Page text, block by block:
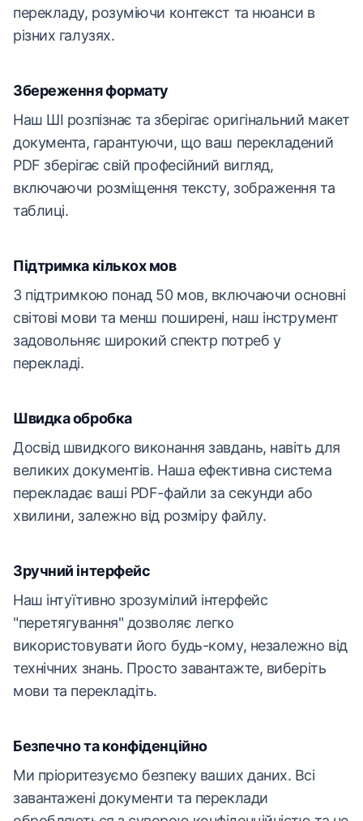
перекладу, розуміючи контекст та нюанси в
різних галузях.
Збереження формату
Наш ШІ розпізнає та зберігає оригінальний макет
документа, гарантуючи, що ваш перекладений
PDF зберігає свій професійний вигляд,
включаючи розміщення тексту, зображення та
таблиці.
Підтримка кількох мов
З підтримкою понад 50 мов, включаючи основні
світові мови та менш поширені, наш інструмент
задовольняє широкий спектр потреб у
перекладі.
Швидка обробка
Досвід швидкого виконання завдань, навіть для
великих документів. Наша ефективна система
перекладає ваші PDF-файли за секунди або
хвилини, залежно від розміру файлу.
Зручний інтерфейс
Наш інтуїтивно зрозумілий інтерфейс
"перетягування" дозволяє легко
використовувати його будь-кому, незалежно від
технічних знань. Просто завантажте, виберіть
мови та перекладіть.
Безпечно та конфіденційно
Ми пріоритезуємо безпеку ваших даних. Всі
завантажені документи та переклади